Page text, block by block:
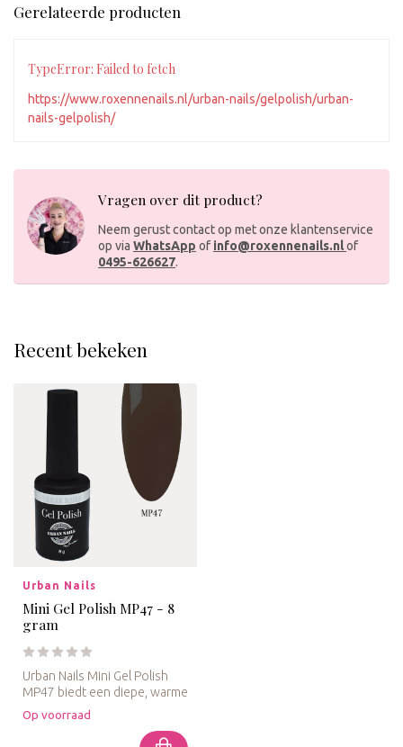
Gerelateerde producten
TypeError: Failed to fetch
https://www.roxennenails.nl/urban-nails/gelpolish/urban-
nails-gelpolish/
Vragen over dit product?
Neem gerust contact op met onze klantenservice
op via WhatsApp of info@roxennenails.nlof
0495-626627.
Recent bekeken
Urban Nails
Mini Gel Polish MP47 - 8
gram
Urban Nails Mini Gel Polish
MP47 biedt een diepe, warme
bruine tint met een lang...
Op voorraad